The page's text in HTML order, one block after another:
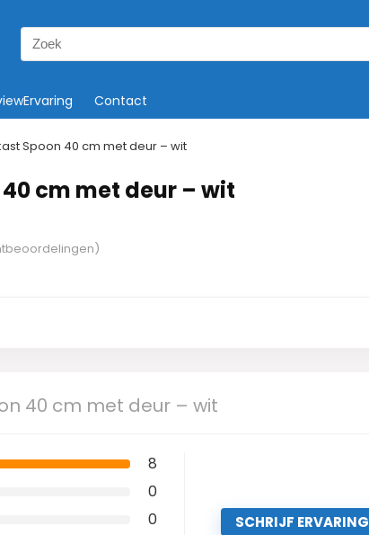
Search
for:
Contact
Spoon 40 cm met deur – wit
cm met deur – wit
40 cm met deur – wit
8
0
0 SCHRIJF ERVARING